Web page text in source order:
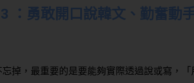
3 ：勇敢開口說韓文、勤奮動
掉，最重要的是要能夠實際透過說或寫，